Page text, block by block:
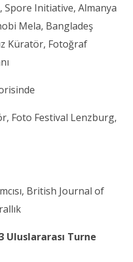
Initiative, Almanya
Mela, Bangladeş
Küratör, Fotoğraf
Foto Festival Lenzburg,
British Journal of
Uluslararası Turne